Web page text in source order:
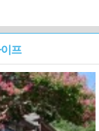
프